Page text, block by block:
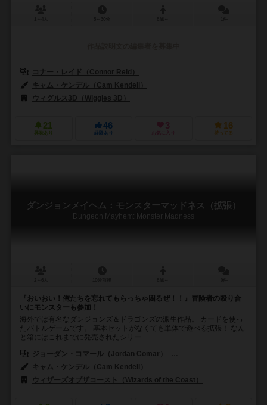
コナー・レイド（Connor Reid）
キャム・ケンデル（Cam Kendell）
ウィグルス3D（Wiggles 3D）
21
興味あり
46
経験あり
3
お気に入り
16
持ってる
ダンジョンメイヘム：モンスターマッドネス（拡張）
Dungeon Mayhem: Monster Madness
『おいおい！俺たちを忘れてもらっちゃ困るぜ！！』冒険者の殴り合
いにモンスターも参加！
海外では有名なダンジョンズ＆ドラゴンズの派生作品。 カードを使っ
たバトルゲームです。 基本セットがなくても単体で遊べる拡張！ なん
と箱にはこれまでに発売されたシリー...
ジョーダン・コマール（Jordan Comar）
キャム・ケンデル（Cam Kendell）
ウィザーズオブザコースト（Wizards of the Coast）